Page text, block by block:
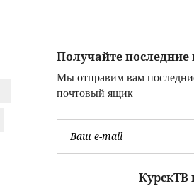
Получайте
Мы отправим вам
почтовый ящик
КурскТВ